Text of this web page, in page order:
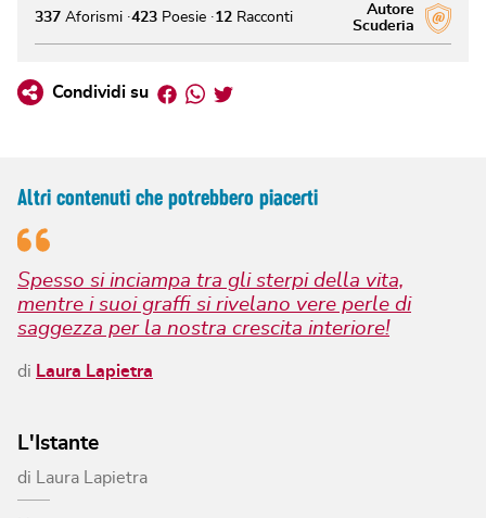
Autore
Scuderia
337 Aforismi 423 Poesie 12 Racconti
Condividi su Facebook
Whatsapp
Twitter
Altri contenuti che potrebbero piacerti
Spesso si inciampa tra gli sterpi della vita,
mentre i suoi graffi si rivelano vere perle di
saggezza per la nostra crescita interiore!
di Laura Lapietra
L'Istante
di Laura Lapietra